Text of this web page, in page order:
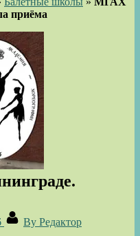
приёма
By Редактор